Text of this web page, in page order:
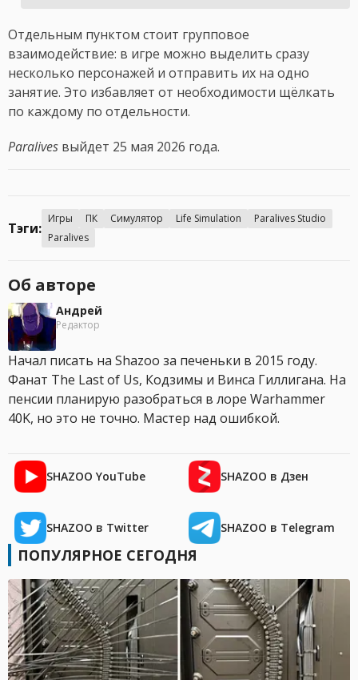
Отдельным пунктом стоит групповое
взаимодействие: в игре можно выделить сразу
несколько персонажей и отправить их на одно
занятие. Это избавляет от необходимости щёлкать
по каждому по отдельности.
Paralives выйдет 25 мая 2026 года.
Тэги:
Игры ПК Симулятор Life Simulation
Paralives Studio
Paralives
Об авторе
Андрей
Редактор
Начал писать на Shazoo за печеньки в 2015 году.
Фанат The Last of Us, Кодзимы и Винса Гиллигана. На
пенсии планирую разобраться в лоре Warhammer
40K, но это не точно. Мастер над ошибкой.
SHAZOO YouTube SHAZOO в Дзен
SHAZOO в Twitter SHAZOO в Telegram
ПОПУЛЯРНОЕ СЕГОДНЯ